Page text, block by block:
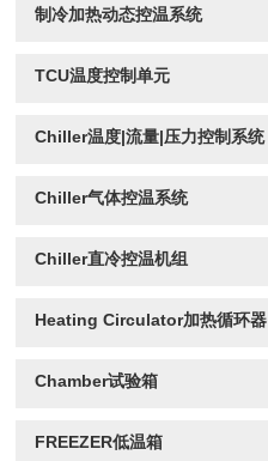
制冷加热动态控温系统
TCU温度控制单元
Chiller温度|流量|压力控制系统
Chiller气体控温系统
Chiller直冷控温机组
Heating Circulator加热循环器
Chamber试验箱
FREEZER低温箱